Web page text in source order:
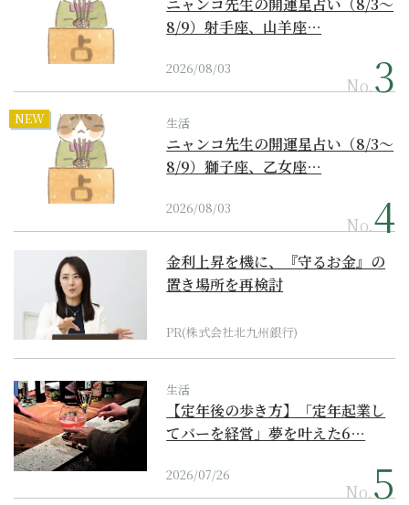
8/9）射手座、山羊座…
2026/08/03
No.
NEW 生活
ニャンコ先生の開運星占い（8/3～
8/9）獅子座、乙女座…
2026/08/03
No.
金利上昇を機に、『守るお金』の
置き場所を再検討
PR(株式会社北九州銀行)
生活
【定年後の歩き方】「定年起業し
てバーを経営」夢を叶えた6…
2026/07/26
No.